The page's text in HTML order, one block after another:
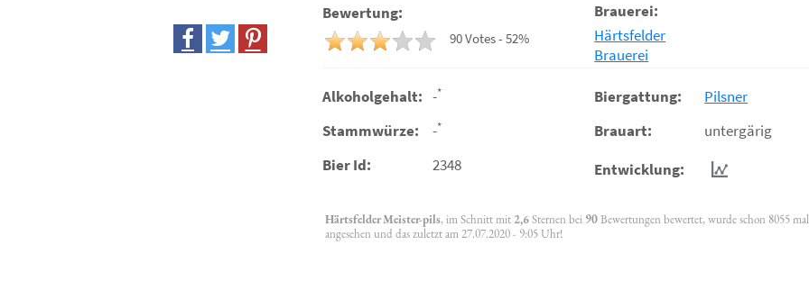
Bewertung:
90 Votes - 52%
Brauerei:
Härtsfelder
Brauerei
Alkoholgehalt: -*
Stammwürze: -*
Bier Id: 2348
Biergattung:
Pilsner
Brauart:
untergärig
Entwicklung:
Härtsfelder Meister-pils, im Schnitt mit 2,6Sternen bei 90Bewertungen bewertet, wurde schon 8055 mal
angesehen und das zuletzt am 27.07.2020 - 9:05 Uhr!